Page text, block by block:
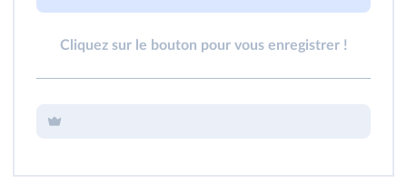
Cliquez sur le bouton pour vous enregistrer !